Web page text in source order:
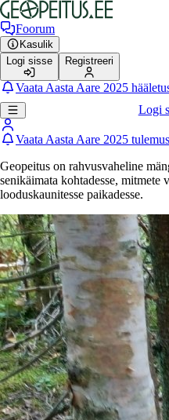
Foorum
Kasulik
Logi sisse
Registreeri
Vaata Aasta Aare 2025
Logi
Vaata Aasta Aare 2025
Geopeitus on rahvusvaheline
senikäimata kohtadesse, mitmete
looduskaunitesse paikadesse.